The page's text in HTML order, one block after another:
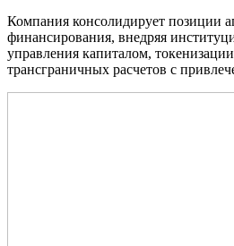
Компания консолидирует позиции
финансирования, внедряя
управления капиталом,
трансграничных расчетов с